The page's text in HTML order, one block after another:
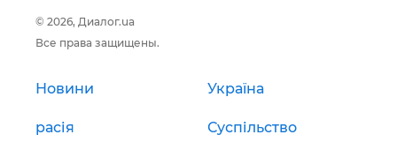
© 2026, Диалог.ua
Все права защищены.
Новини Україна
расія Суспільство